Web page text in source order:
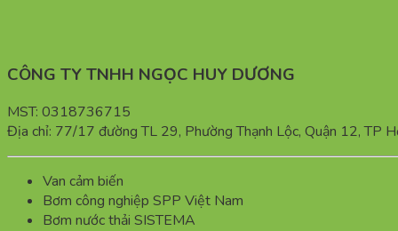
CÔNG TY TNHH NGỌC HUY DƯƠNG
MST: 0318736715
Địa chỉ: 77/17 đường TL 29, Phường Thạnh Lộc, Quận 12, TP
Van cảm biến
Bơm công nghiệp SPP Việt Nam
Bơm nước thải SISTEMA